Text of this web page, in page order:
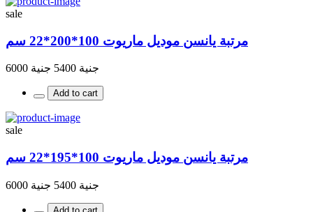
sale
مرتبة يانسن موديل ماريوت 100*200*22 سم
جنية 5400 جنية 6000
Add to cart
sale
مرتبة يانسن موديل ماريوت 100*195*22 سم
جنية 5400 جنية 6000